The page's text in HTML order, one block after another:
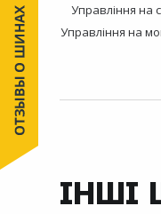
Управління на
Управління на
ІНШІ